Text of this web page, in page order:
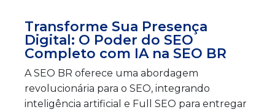
Transforme Sua Presença
Digital: O Poder do SEO
Completo com IA na SEO BR
A SEO BR oferece uma abordagem
revolucionária para o SEO, integrando
inteligência artificial e Full SEO para entregar